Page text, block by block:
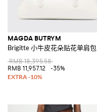
MAGDA BUTRYM
Brigitte 小牛皮花朵贴花单肩包
RMB 18,395.58
RMB 11,957.12
-35%